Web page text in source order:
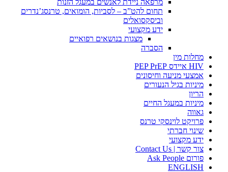
מרפאה ניידת לאנשים במעגל הזנות
תחום להט”ב – לסביות, הומואים, טרנסג’נדרים
וביסקסואלים
ידע מקצועי
מצגות בנושאים רפואיים
הסברה
מחלות מין
HIV איידס PEP PrEP
אמצעי מניעה וחיסונים
מיניות בגיל הנעורים
הריון
מיניות במעגל החיים
גאווה
פרויקט לוינסקי טרנס
שינוי חברתי
ידע מקצועי
צור קשר | Contact Us
פורום Ask People
ENGLISH